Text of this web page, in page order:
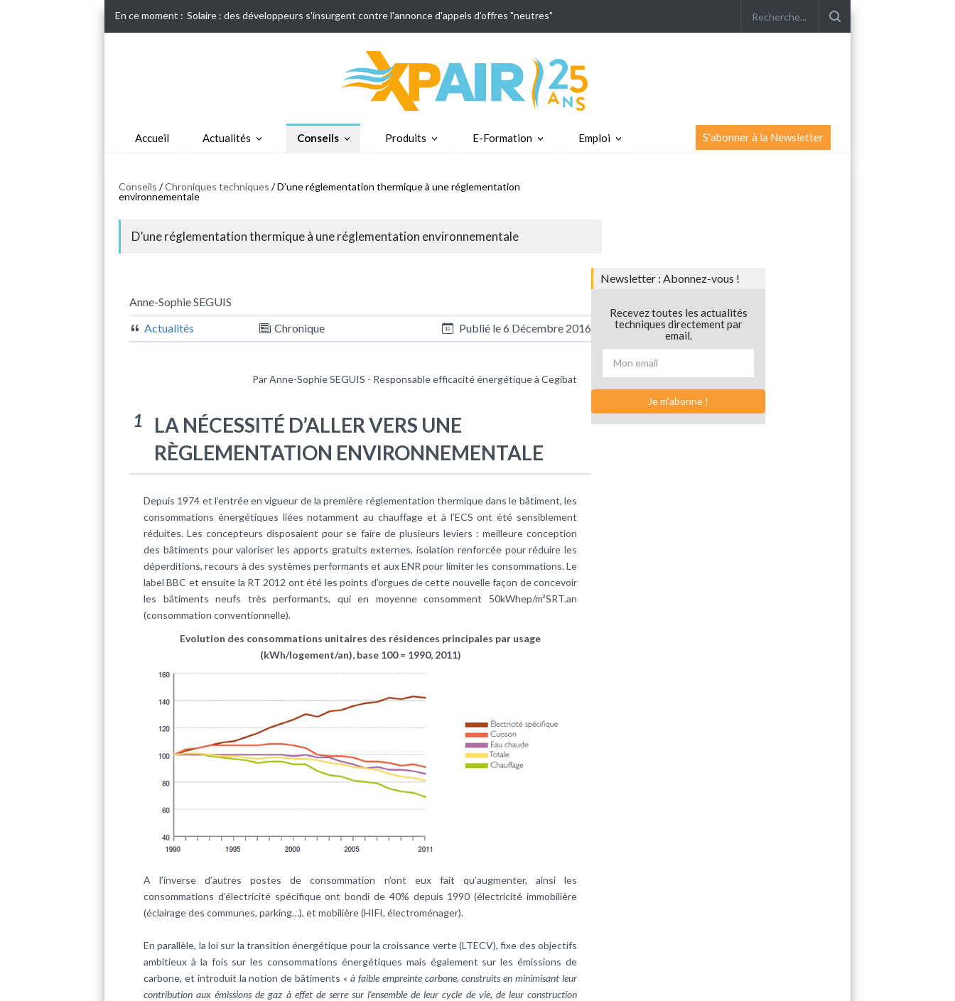
En ce moment : Solaire : des développeurs s'insurgent contre l'annonce d'appels d'offres "neutres"
Accueil Actualités Conseils Produits E-Formation Emploi S'abonner à la Newsletter
Conseils /Chroniques techniques / D’une réglementation thermique à une réglementation
environnementale
D’une réglementation thermique à une réglementation environnementale
Anne-Sophie SEGUIS
Actualités
Chronique Publié le6 Décembre 2016
Par Anne-Sophie SEGUIS - Responsable efficacité énergétique à Cegibat
1
LA NÉCESSITÉ D’ALLER VERS UNE
RÈGLEMENTATION ENVIRONNEMENTALE
Depuis 1974 et l’entrée en vigueur de la première réglementation thermique dans le bâtiment, les
consommations énergétiques liées notamment au chauffage et à l’ECS ont été sensiblement
réduites. Les concepteurs disposaient pour se faire de plusieurs leviers : meilleure conception
des bâtiments pour valoriser les apports gratuits externes, isolation renforcée pour réduire les
déperditions, recours à des systèmes performants et aux ENR pour limiter les consommations. Le
label BBC et ensuite la RT 2012 ont été les points d’orgues de cette nouvelle façon de concevoir
les bâtiments neufs très performants, qui en moyenne consomment 50kWhep/m²SRT.an
(consommation conventionnelle).
Evolution des consommations unitaires des résidences principales par usage
(kWh/logement/an), base 100 = 1990, 2011)
A l’inverse d’autres postes de consommation n’ont eux fait qu’augmenter, ainsi les
consommations d’électricité spécifique ont bondi de 40% depuis 1990 (électricité immobilière
(éclairage des communes, parking…), et mobilière (HIFI, électroménager).
En parallèle, la loi sur la transition énergétique pour la croissance verte (LTECV), fixe des objectifs
ambitieux à la fois sur les consommations énergétiques mais également sur les émissions de
carbone, et introduit la notion de bâtiments « à faible empreinte carbone, construits en minimisant leur
contribution aux émissions de gaz à effet de serre sur l’ensemble de leur cycle de vie, de leur construction
Newsletter : Abonnez-vous !
Recevez toutes les actualités
techniques directement par
email.
Je m'abonne !